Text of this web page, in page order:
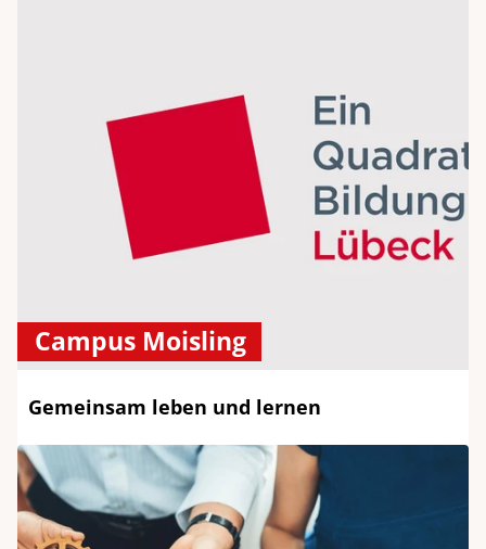
Campus Moisling
Gemeinsam leben und lernen